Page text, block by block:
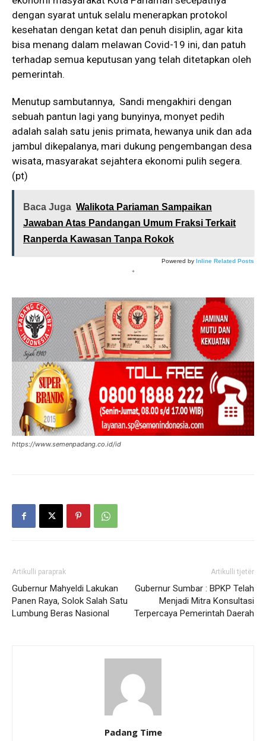
dengan syarat untuk selalu menerapkan protokol
kesehatan dengan ketat dan penuh disiplin, agar kita
bisa menang dalam melawan Covid-19 ini, dan patuh
terhadap semua keputusan yang telah ditetapkan oleh
pemerintah.
Menutup sambutannya, Sandi mengakhiri dengan
sebuah pantun lagi yang bunyinya, monyet pedih
adalah salah satu jenis primata, hewanya unik dan ada
jambul dikepalanya, mari dukung pengembangan desa
wisata, masyarakat sejahtera ekonomi pulih segera.
(pt)
Baca Juga Walikota Pariaman Sampaikan
Jawaban Atas Pandangan Umum Fraksi Terkait
Ranperda Kawasan Tanpa Rokok
Powered by Inline Related Posts
*
https://www.semenpadang.co.id/id
Artikulli paraprak
Gubernur Mahyeldi Lakukan
Panen Raya, Solok Salah Satu
Lumbung Beras Nasional
Artikulli tjetër
Gubernur Sumbar : BPKP Telah
Menjadi Mitra Konsultasi
Terpercaya Pemerintah Daerah
Padang Time